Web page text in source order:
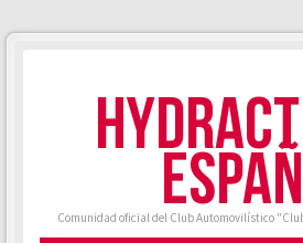
Comunidad oficial del Club Automovilístico